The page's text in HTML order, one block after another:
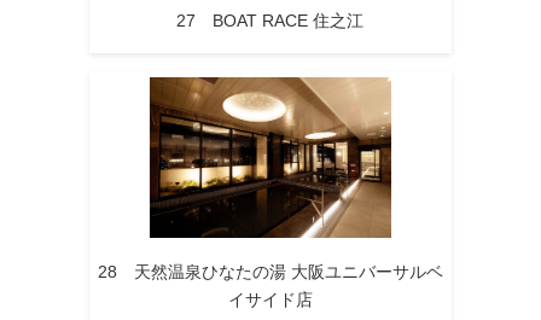
27 BOAT RACE 住之江
28 天然温泉ひなたの湯 大阪ユニバーサルベ
イサイド店